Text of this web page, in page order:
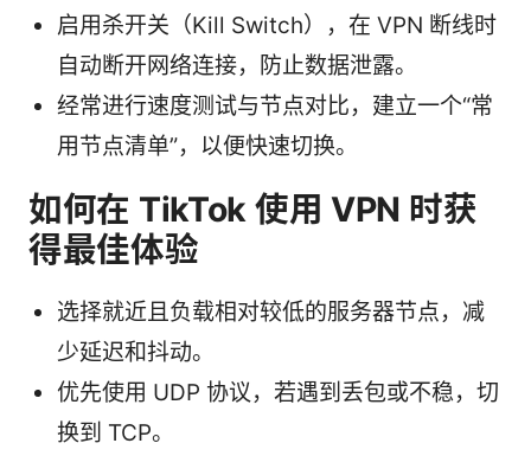
启用杀开关（Kill Switch），在 VPN 断线时
自动断开网络连接，防止数据泄露。
经常进行速度测试与节点对比，建立一个“常
用节点清单”，以便快速切换。
如何在 TikTok 使用 VPN 时获
得最佳体验
选择就近且负载相对较低的服务器节点，减
少延迟和抖动。
优先使用 UDP 协议，若遇到丢包或不稳，切
换到 TCP。